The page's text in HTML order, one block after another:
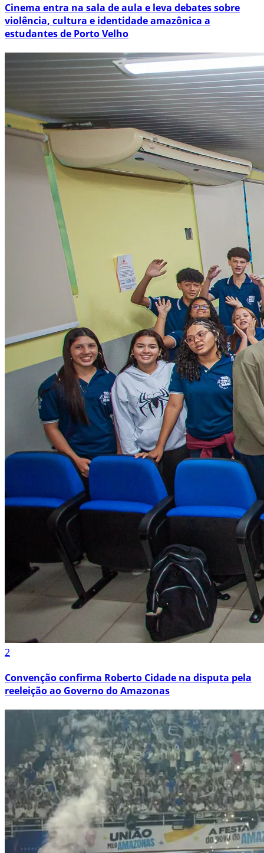
Cinema entra na sala de aula e leva debates sobre
violência, cultura e identidade amazônica a
estudantes de Porto Velho
2
Convenção confirma Roberto Cidade na disputa pela
reeleição ao Governo do Amazonas